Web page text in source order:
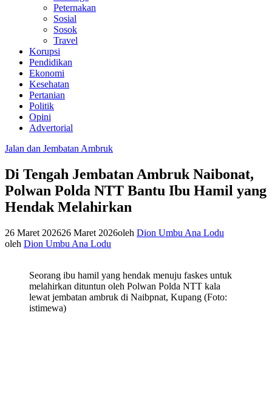
Peternakan
Sosial
Sosok
Travel
Korupsi
Pendidikan
Ekonomi
Kesehatan
Pertanian
Politik
Opini
Advertorial
Jalan dan Jembatan Ambruk
Di Tengah Jembatan Ambruk Naibonat,
Polwan Polda NTT Bantu Ibu Hamil yang
Hendak Melahirkan
26 Maret 202626 Maret 2026oleh Dion Umbu Ana Lodu
oleh Dion Umbu Ana Lodu
Seorang ibu hamil yang hendak menuju faskes untuk
melahirkan dituntun oleh Polwan Polda NTT kala
lewat jembatan ambruk di Naibpnat, Kupang (Foto:
istimewa)